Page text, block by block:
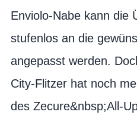
Enviolo-Nabe kann die
stufenlos an die
angepasst werden.
City-Flitzer hat noch
des Zecure&nbsp;All-